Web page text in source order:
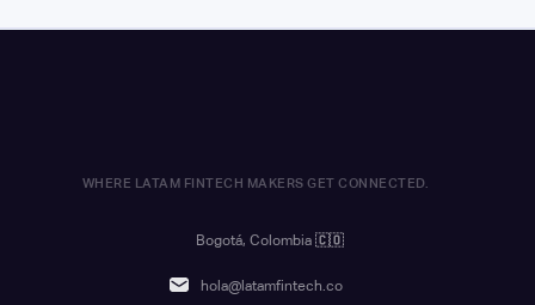
WHERE LATAM FINTECH MAKERS GET CONNECTED.
Bogotá, Colombia 🇨🇴
hola@latamfintech.co